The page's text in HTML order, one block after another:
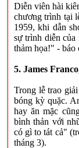
Diễn viên hài
chương trình tại
1959, khi dẫn
sự trình diễn của
thảm họa!" - báo
5. James
Trong lễ trao
bóng kỳ quặc.
hay ăn mặc
bình thản với
có gì to tát cả"
tháng 3).